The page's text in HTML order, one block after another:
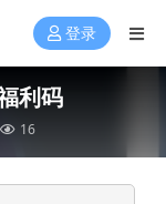
登录
利码
16